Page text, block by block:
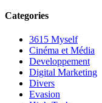
Categories
3615 Myself
Cinéma et Média
Developpement
Digital Marketing
Divers
Evasion